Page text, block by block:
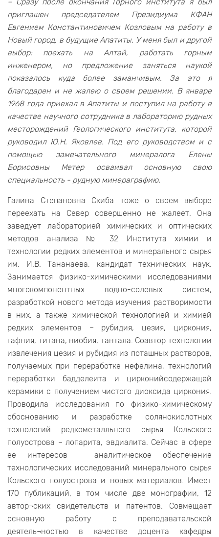
приглашен председателем Президиума КФАН
Евгением Константиновичем Козловым на работу в
Новый город, в будущие Апатиты. У меня был и другой
выбор: поехать на Алтай, работать горным
инженером, но предложение заняться наукой
показалось куда более заманчивым. За это я
благодарен и не жалею о своем решении. В январе
1968 года приехал в Апатиты и поступил на работу в
качестве научного сотрудника в лабораторию рудных
месторождений Геологического института, которой
руководил Ю.Н. Яковлев. Под его руководством и с
помощью замечательного минералога Елены
Борисовны Метер осваивал основную свою
специальность - рудную минераграфию.
Галина Степановна Скиба тоже о своем выборе
переехать на Север совершенно не жалеет. Она
заведует лабораторией химических и оптических
методов анализа № 32 Института химии и
технологии редких элементов и минерального сырья
им. И.В. Тананаева, кандидат технических наук.
Занимается физико-химическими исследованиями
многокомпонентных водно-солевых систем,
разработкой нового метода изучения растворимости
в них, а также химической технологией и химией
редких элементов – рубидия, цезия, циркония,
гафния, титана, ниобия, тантала. Соавтор технологии
извлечения цезия и рубидия из поташных растворов,
получаемых при переработке нефелина, технологий
переработки бадделеита и цирконийсодержащей
керамики с получением чистого диоксида циркония.
Проводила исследования по физико-химическому
обоснованию и разработке солянокислотных
технологий редкометалльного сырья Кольского
полуострова – лопарита, эвдиалита. Сейчас в сфере
ее интересов – аналитическое обеспечение
технологических исследований минерального сырья
Кольского полуострова и новых материалов. Имеет
170 публикаций, в том числе две монографии, 12
автор¬ских свидетельств и патентов. Совмещает
основную работу с преподавательской
деятель¬ностью в качестве доцента кафедры